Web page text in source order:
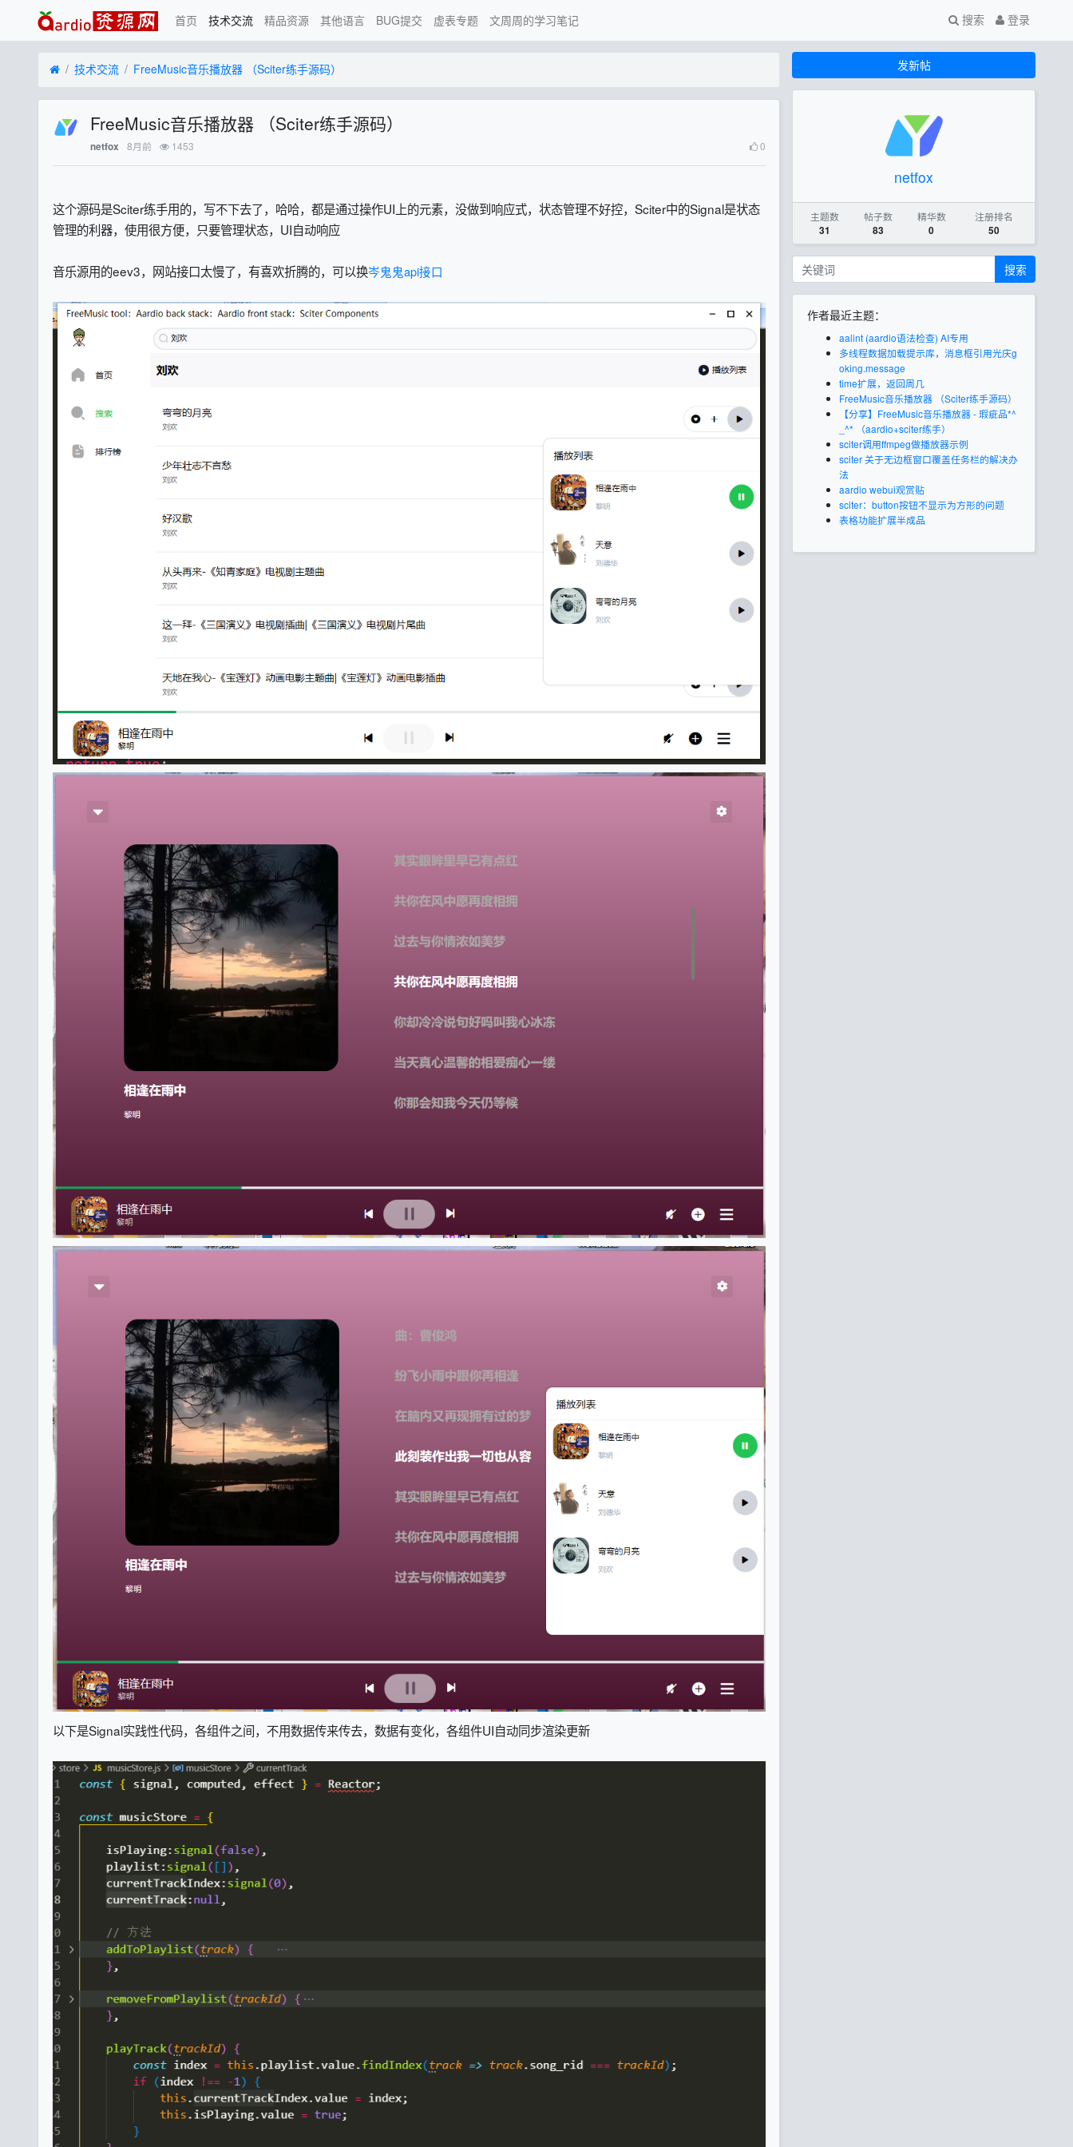
首页 技术交流 精品资源 其他语言 BUG提交 虚表专题 文周周的学习笔记 搜索 登录
技术交流 FreeMusic音乐播放器 （Sciter练手源码）
FreeMusic音乐播放器 （Sciter练手源码）
netfox 8月前 1453 0
这个源码是Sciter练手用的，写不下去了，哈哈， 都是通过操作UI上的元素，没做到响应式，状态管理不好控，Sciter中的Signal是状态
管理的利器，使用很方便，只要管理状态，UI自动响应
音乐源用的eev3，网站接口太慢了，有喜欢折腾的，可以换岑鬼鬼api接口
以下是Signal实践性代码，各组件之间，不用数据传来传去，数据有变化，各组件UI自动同步渲染更新
发新帖
netfox
主题数
31
帖子数
83
精华数
0
注册排名
50
搜索
作者最近主题：
aalint (aardio语法检查) AI专用
多线程数据加载提示库，消息框引用光庆g
oking.message
time扩展，返回周几
FreeMusic音乐播放器 （Sciter练手源码）
【分享】FreeMusic音乐播放器 - 瑕疵品*^
_^* （aardio+sciter练手）
sciter调用ffmpeg做播放器示例
sciter 关于无边框窗口覆盖任务栏的解决办
法
aardio webui观赏贴
sciter：button按钮不显示为方形的问题
表格功能扩展半成品